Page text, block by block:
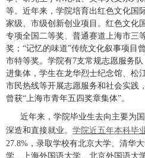
等。近年来，学院培育出红色文化国
家级、市级创新创业项目。红色文化
专项全国二等奖、普通赛道上海市三
奖；“记忆的味道”传统文化叙事项目
市特等奖。学院有7支常规志愿服务
进集体，学生在龙华烈士纪念馆、松
市民热线等开展志愿服务和社会实践
曾获“上海市青年五四奖章集体”。
近年来，学院毕业生去向主要为
深造和直接就业。 学院近五年本科毕
27.8% ，录取学校有北京大学、清华
学、上海外国语大学、北京外国语大